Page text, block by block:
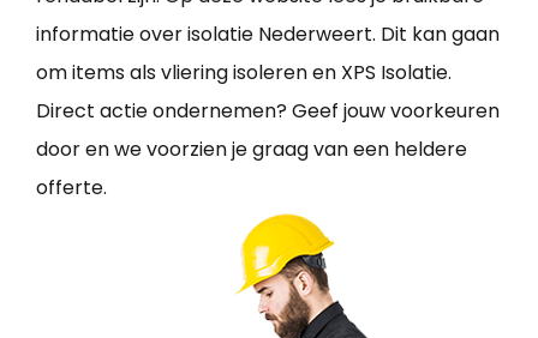
informatie over isolatie Nederweert. Dit kan gaan
om items als vliering isoleren en XPS Isolatie.
Direct actie ondernemen? Geef jouw voorkeuren
door en we voorzien je graag van een heldere
offerte.